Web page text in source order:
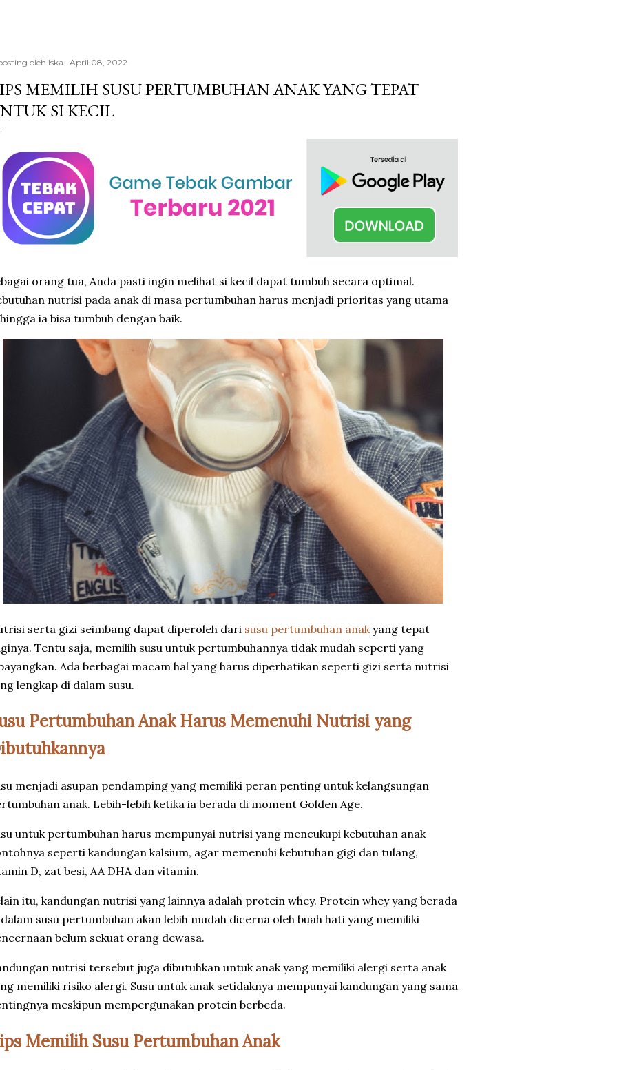
oleh Iska April 08, 2022
MEMILIH SUSU PERTUMBUHAN ANAK YANG TEPAT
SI KECIL
orang tua, Anda pasti ingin melihat si kecil dapat tumbuh secara optimal.
nutrisi pada anak di masa pertumbuhan harus menjadi prioritas yang utama
ia bisa tumbuh dengan baik.
serta gizi seimbang dapat diperoleh dari susu pertumbuhan anak yang tepat
Tentu saja, memilih susu untuk pertumbuhannya tidak mudah seperti yang
Ada berbagai macam hal yang harus diperhatikan seperti gizi serta nutrisi
lengkap di dalam susu.
Pertumbuhan Anak Harus Memenuhi Nutrisi yang
menjadi asupan pendamping yang memiliki peran penting untuk kelangsungan
anak. Lebih-lebih ketika ia berada di moment Golden Age.
untuk pertumbuhan harus mempunyai nutrisi yang mencukupi kebutuhan anak
seperti kandungan kalsium, agar memenuhi kebutuhan gigi dan tulang,
D, zat besi, AA DHA dan vitamin.
itu, kandungan nutrisi yang lainnya adalah protein whey. Protein whey yang berada
susu pertumbuhan akan lebih mudah dicerna oleh buah hati yang memiliki
belum sekuat orang dewasa.
nutrisi tersebut juga dibutuhkan untuk anak yang memiliki alergi serta anak
memiliki risiko alergi. Susu untuk anak setidaknya mempunyai kandungan yang sama
meskipun mempergunakan protein berbeda.
Memilih Susu Pertumbuhan Anak